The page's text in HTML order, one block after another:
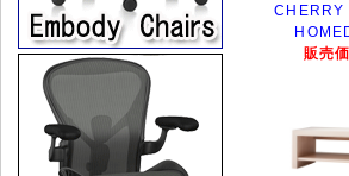
CHERRY
販売